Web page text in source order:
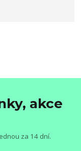
akce
za 14 dní.